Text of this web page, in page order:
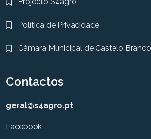
Projecto S4agro
Política de Privacidade
Câmara Municipal de Castelo Branco
Contactos
geral@s4agro.pt
Facebook